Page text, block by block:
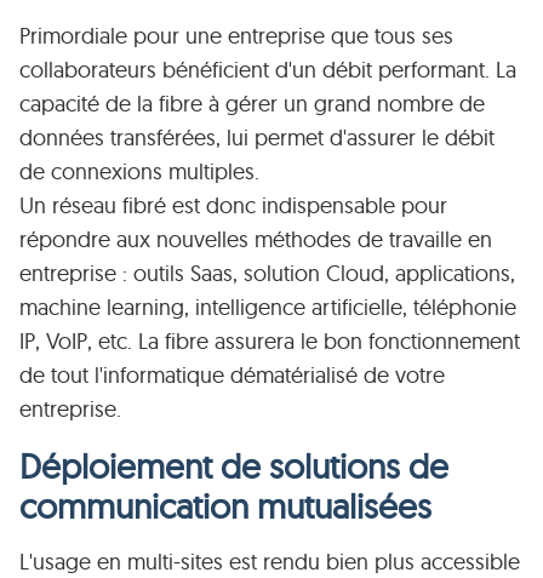
Primordiale pour une entreprise que tous ses
collaborateurs bénéficient d'un débit performant. La
capacité de la fibre à gérer un grand nombre de
données transférées, lui permet d'assurer le débit
de connexions multiples.
Un réseau fibré est donc indispensable pour
répondre aux nouvelles méthodes de travaille en
entreprise : outils Saas, solution Cloud, applications,
machine learning, intelligence artificielle, téléphonie
IP, VoIP, etc. La fibre assurera le bon fonctionnement
de tout l'informatique dématérialisé de votre
entreprise.
Déploiement de solutions de
communication mutualisées
L'usage en multi-sites est rendu bien plus accessible